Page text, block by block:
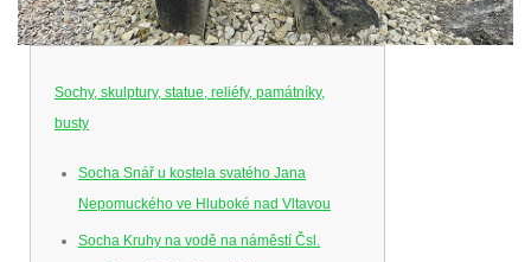
Sochy, skulptury, statue, reliéfy, památníky,
busty
Socha Snář u kostela svatého Jana
Nepomuckého ve Hluboké nad Vltavou
Socha Kruhy na vodě na náměstí Čsl.